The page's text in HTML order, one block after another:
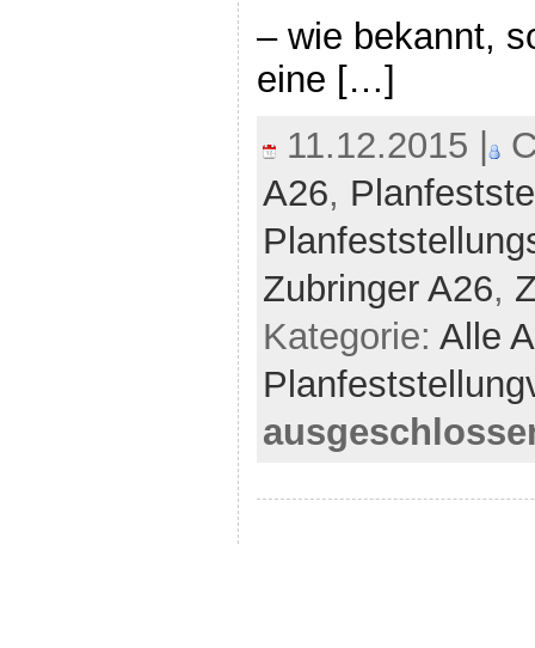
– wie bekannt,
eine […]
11.12.2015 |
A26,
Zubringer A26,
Kategorie: Alle